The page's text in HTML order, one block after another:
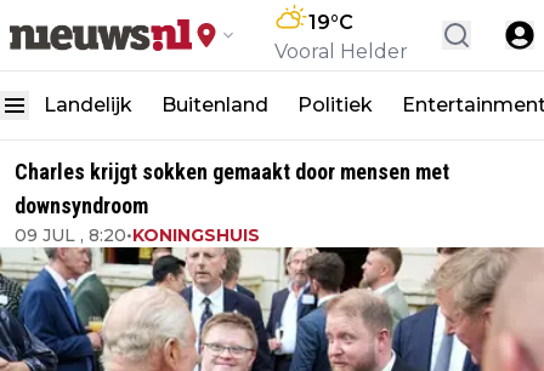
19°C
Vooral Helder
Landelijk Buitenland Politiek
Charles krijgt sokken gemaakt door mensen met
downsyndroom
09 JUL , 8:20•KONINGSHUIS